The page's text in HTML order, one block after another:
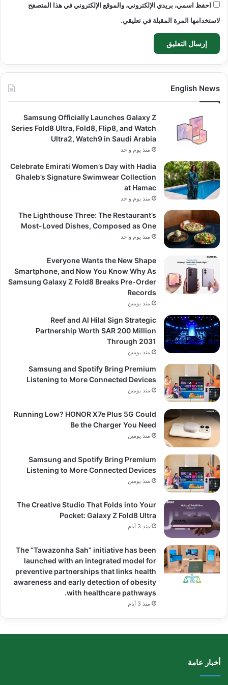
احفظ اسمي، بريدي الإلكتروني، والموقع الإلكتروني في هذا المتصفح
لاستخدامها المرة المقبلة في تعليقي.
English News
Samsung Officially Launches Galaxy Z
Series Fold8 Ultra, Fold8, Flip8, and Watch
Ultra2, Watch9 in Saudi Arabia
منذ يوم واحد
Celebrate Emirati Women’s Day with Hadia
Ghaleb’s Signature Swimwear Collection
at Hamac
منذ يوم واحد
The Lighthouse Three: The Restaurant’s
Most-Loved Dishes, Composed as One
منذ يوم واحد
Everyone Wants the New Shape
Smartphone, and Now You Know Why As
Samsung Galaxy Z Fold8 Breaks Pre-Order
Records
منذ يومين
Reef and Al Hilal Sign Strategic
Partnership Worth SAR 200 Million
Through 2031
منذ يومين
Samsung and Spotify Bring Premium
Listening to More Connected Devices
منذ يومين
Running Low? HONOR X7e Plus 5G Could
Be the Charger You Need
منذ يومين
Samsung and Spotify Bring Premium
Listening to More Connected Devices
منذ يومين
The Creative Studio That Folds into Your
Pocket: Galaxy Z Fold8 Ultra
منذ 3 أيام
The “Tawazonha Sah” initiative has been
launched with an integrated model for
preventive partnerships that links health
awareness and early detection of obesity
with healthcare pathways.
منذ 3 أيام
أخبار عامة